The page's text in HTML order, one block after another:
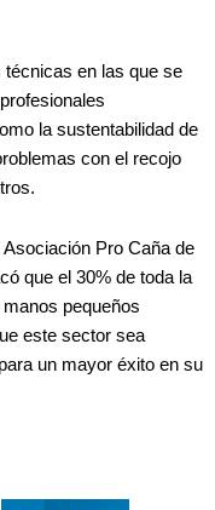
técnicas en las que se
la sustentabilidad de
con el recojo
Asociación Pro Caña de
que el 30% de toda la
pequeños
este sector sea
un mayor éxito en su